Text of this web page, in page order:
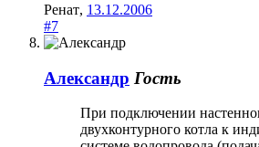
Ренат, 13.12.2006
#7
Александр Гость
При подключении
двухконтурного котла к